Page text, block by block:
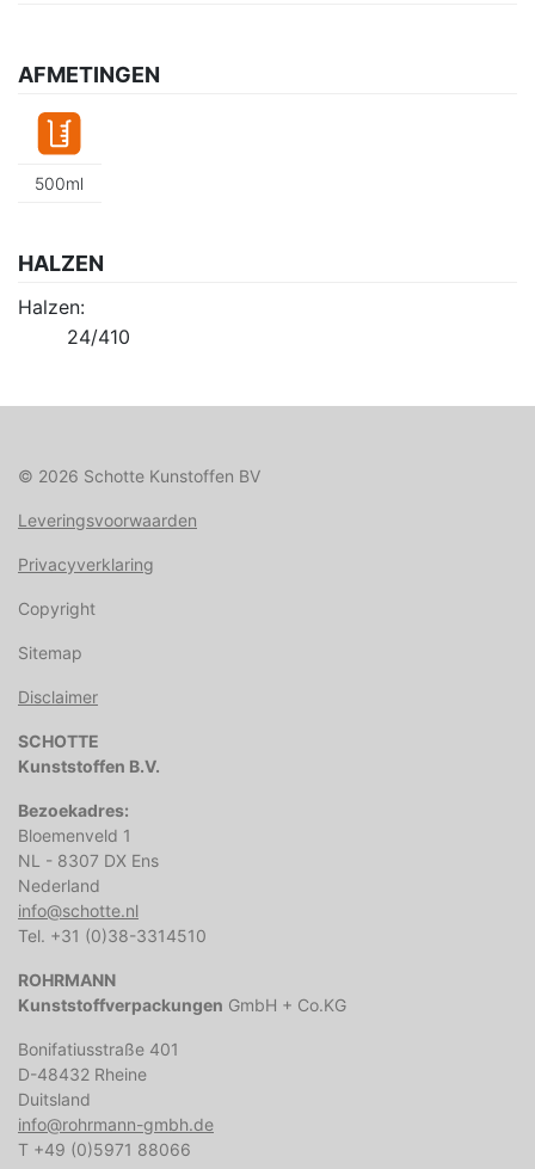
AFMETINGEN
500ml
HALZEN
Halzen:
24/410
© 2026 Schotte Kunstoffen BV
Leveringsvoorwaarden
Privacyverklaring
Copyright
Sitemap
Disclaimer
SCHOTTE
Kunststoffen B.V.
Bezoekadres:
Bloemenveld 1
NL - 8307 DX Ens
Nederland
info@schotte.nl
Tel. +31 (0)38-3314510
ROHRMANN
Kunststoffverpackungen GmbH + Co.KG
Bonifatiusstraße 401
D-48432 Rheine
Duitsland
info@rohrmann-gmbh.de
T +49 (0)5971 88066